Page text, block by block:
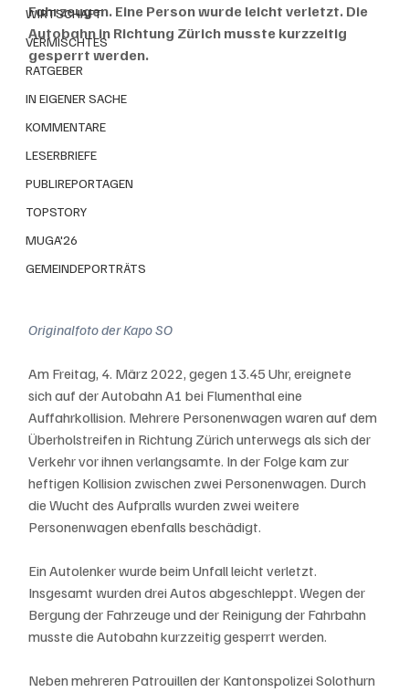
WIRTSCHAFT
VERMISCHTES
RATGEBER
IN EIGENER SACHE
KOMMENTARE
LESERBRIEFE
PUBLIREPORTAGEN
TOPSTORY
MUGA'26
GEMEINDEPORTRÄTS
Fahrzeugen. Eine Person wurde leicht verletzt. Die
Autobahn in Richtung Zürich musste kurzzeitig
gesperrt werden.
Originalfoto der Kapo SO
Am Freitag, 4. März 2022, gegen 13.45 Uhr, ereignete
sich auf der Autobahn A1 bei Flumenthal eine
Auffahrkollision. Mehrere Personenwagen waren auf dem
Überholstreifen in Richtung Zürich unterwegs als sich der
Verkehr vor ihnen verlangsamte. In der Folge kam zur
heftigen Kollision zwischen zwei Personenwagen. Durch
die Wucht des Aufpralls wurden zwei weitere
Personenwagen ebenfalls beschädigt.
Ein Autolenker wurde beim Unfall leicht verletzt.
Insgesamt wurden drei Autos abgeschleppt. Wegen der
Bergung der Fahrzeuge und der Reinigung der Fahrbahn
musste die Autobahn kurzzeitig gesperrt werden.
Neben mehreren Patrouillen der Kantonspolizei Solothurn